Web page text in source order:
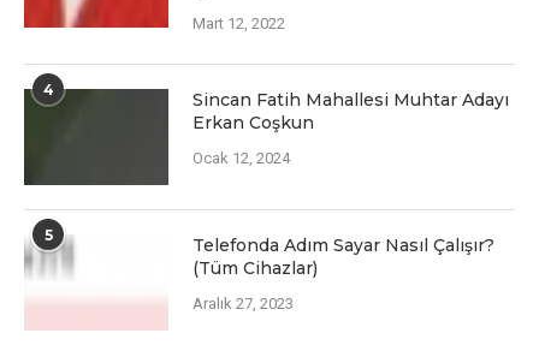
Mart 12, 2022
4
Sincan Fatih Mahallesi Muhtar Adayı
Erkan Coşkun
Ocak 12, 2024
5
Telefonda Adım Sayar Nasıl Çalışır?
(Tüm Cihazlar)
Aralık 27, 2023